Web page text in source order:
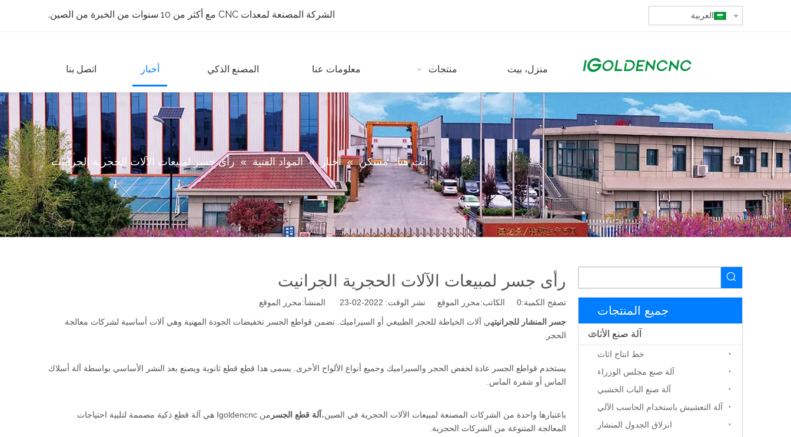
الشركة المصنعة لمعدات CNC مع أكثر من 10 سنوات من الخبرة من الصين. العربية
منزل، بيت منتجات معلومات عنا المصنع الذكي أخبار اتصل بنا
أنت هنا: مسكن » أخبار » المواد الفنية » رأى جسر لمبيعات الآلات الحجرية الجرانيت
رأى جسر لمبيعات الآلات الحجرية الجرانيت
تصفح الكمية:0 الكاتب:محرر الموقع نشر الوقت: 2022-02-23 المنشأ: محرر الموقع
جسر المنشار للجرانيتهي آلات الخياطة للحجر الطبيعي أو السيراميك. تضمن قواطع الجسر تخفيضات الجودة المهنية وهي آلات أساسية لشركات معالجة
الحجر.
يستخدم قواطع الجسر عادة لخفض الحجر والسيراميك وجميع أنواع الألواح الأخرى. يسمى هذا قطع قطع ثانوية ويصنع بعد النشر الأساسي بواسطة آلة أسلاك
الماس أو شفرة الماس.
باعتبارها واحدة من الشركات المصنعة لمبيعات الآلات الحجرية في الصين، آلة قطع الجسر
من Igoldencnc هي آلة قطع ذكية مصممة لتلبية احتياجات
المعالجة المتنوعة من الشركات الحجرية.
جميع المنتجات
آلة صنع الأثاث
خط انتاج اثاث
آلة صنع مجلس الوزراء
آلة صنع الباب الخشبي
آلة التعشيش باستخدام الحاسب الآلي
انزلاق الجدول المنشار